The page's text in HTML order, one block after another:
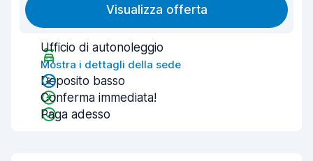
Visualizza offerta
Ufficio di autonoleggio
Mostra i dettagli della sede
Deposito basso
Conferma immediata!
Paga adesso